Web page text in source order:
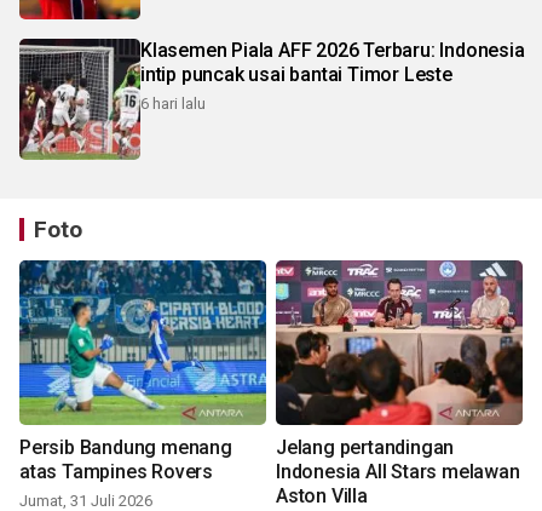
Klasemen Piala AFF 2026 Terbaru: Indonesia
intip puncak usai bantai Timor Leste
6 hari lalu
Foto
Persib Bandung menang
atas Tampines Rovers
Jumat, 31 Juli 2026
Jelang pertandingan
Indonesia All Stars melawan
Aston Villa